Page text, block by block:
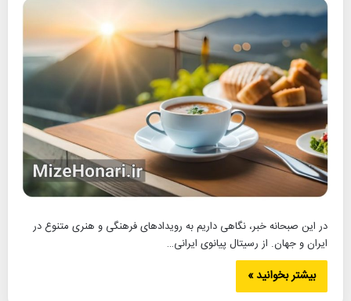
در این صبحانه خبر، نگاهی داریم به رویدادهای فرهنگی و هنری متنوع در
ایران و جهان. از رسیتال پیانوی ایرانی…
بیشتر بخوانید »